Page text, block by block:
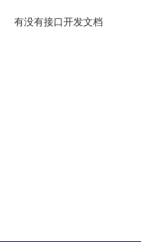
有没有接口开发文档